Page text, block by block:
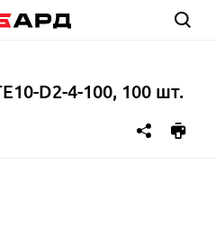
D2-4-100, 100 шт.